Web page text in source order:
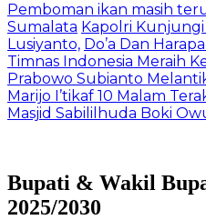
Pemboman ikan masih
Sumalata Kapolri
Lusiyanto, Do’a Dan
Timnas Indonesia Meraih
Prabowo Subianto
Marijo I’tikaf 10 Malam
Masjid Sabililhuda Boki
Bupati & Wakil
2025/2030